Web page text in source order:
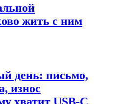
жить с ним
день: письмо,
износ